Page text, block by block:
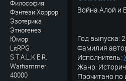
Философия
ФэнтезиХоррор
Эзотерика
Этногенез
Юмор
LitRPG
S.T.A.L.K.E.R.
Warhammer
40000
Война Алой и
Год выпуска:
Фамилия
Исполнитель:
Жанр:
Прочитано по